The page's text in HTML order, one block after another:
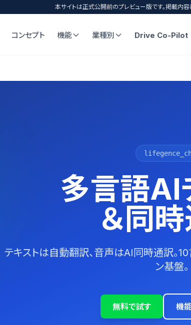
本サイトは正式公開前のプレビュー版です。掲載内
コンセプト 機能 業種別 Drive Co-Pilot
多言語AI
＆同
テキストは自動翻訳、音声はAI同時通訳。
ン基盤。
無料で試す 機